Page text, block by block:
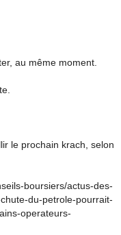
au même moment.
le prochain krach, selon
boursiers/actus-des-
du-petrole-pourrait-
operateurs-